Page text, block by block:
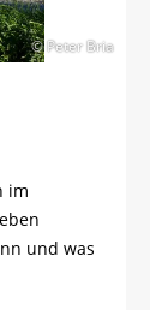
© Peter Bria
im
und was